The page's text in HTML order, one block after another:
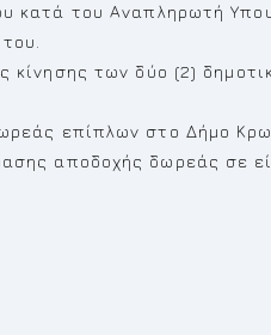
κατά του Αναπληρωτή
κίνησης των δύο (2)
επίπλων στο Δήμο
αποδοχής δωρεάς σε